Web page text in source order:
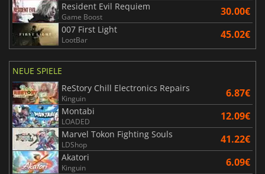
Resident Evil Requiem
Game Boost 30.00€
007 First Light
LootBar 45.02€
NEUE SPIELE
ReStory Chill Electronics Repairs
Kinguin 6.87€
Montabi
LOADED 12.09€
Marvel Tokon Fighting Souls
LDShop 41.22€
Akatori
Kinguin 6.09€